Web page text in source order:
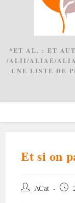
*ET AL. : ET
/ALII/ALIAE/
UNE LISTE DE
Et si on
Auteur/autrice
ACat
Post